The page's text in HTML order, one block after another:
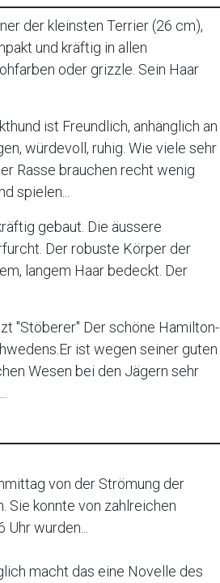
der kleinsten Terrier (26 cm),
und kräftig in allen
oder grizzle. Sein Haar
ist Freundlich, anhänglich an
würdevoll, ruhig. Wie viele sehr
Rasse brauchen recht wenig
spielen...
gebaut. Die äussere
Der robuste Körper der
langem Haar bedeckt. Der
"Stöberer" Der schöne Hamilton-
ist wegen seiner guten
Wesen bei den Jägern sehr
von der Strömung der
Sie konnte von zahlreichen
wurden...
macht das eine Novelle des